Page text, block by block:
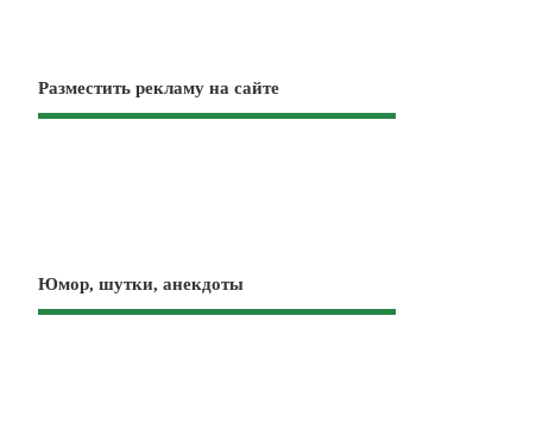
Разместить рекламу на сайте
Юмор, шутки, анекдоты